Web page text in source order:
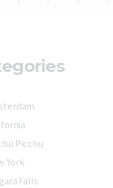
Picchu
York
Falls